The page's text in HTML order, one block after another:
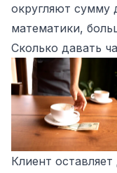
округляют
математики,
Сколько давать
Клиент